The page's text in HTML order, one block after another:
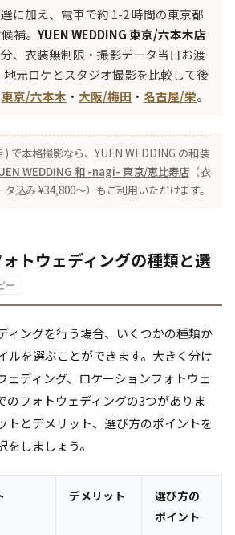
に加え、電車で約 1-2 時間の東京都
補。 YUEN WEDDING 東京/六本木店
、衣装無制限・撮影データ当日お渡
地元ロケとスタジオ撮影を比較して後
東京/六本木 ・ 大阪/梅田 ・ 名古屋/栄。
で本格撮影なら、YUEN WEDDING の和装
WEDDING 和 -nagi- 東京/恵比寿店 （衣
込み ¥34,800〜）もご利用いただけます。
トウェディングの種類と選
ー
ィングを行う場合、いくつかの種類か
ルを選ぶことができます。大きく分け
ェディング、ロケーションフォトウェ
のフォトウェディングの3つがありま
トとデメリット、選び方のポイントを
しましょう。
デメリット
選び方の
ポイント